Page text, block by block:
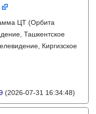
ЦТ (Орбита
Ташкентское
Киргизское
(2026-07-31 16:34:48)